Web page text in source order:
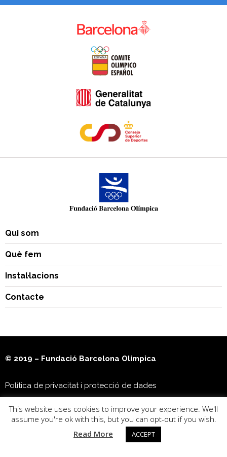
Qui som
Què fem
Instal·lacions
Contacte
© 2019 – Fundació Barcelona Olímpica
Política de privacitat i protecció de dades
Museu Olímpic i de l’Esport Joan Antoni Samaranch
This website uses cookies to improve your experience. We'll
assume you're ok with this, but you can opt-out if you wish.
Read More
ACCEPT